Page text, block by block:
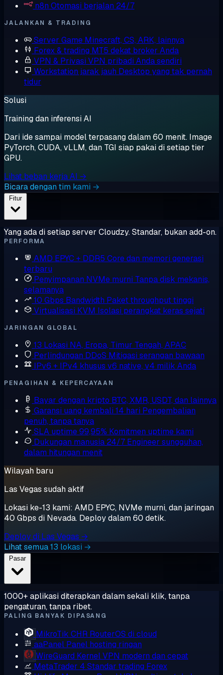
n8n Otomasi berjalan 24/7
JALANKAN & TRADING
Server Game Minecraft, CS, ARK, lainnya
Forex & trading MT5 dekat broker Anda
VPN & Privasi VPN pribadi Anda sendiri
Workstation jarak jauh Desktop yang tak pernah
tidur
Solusi
Training dan inferensi AI
Dari ide sampai model terpasang dalam 60 menit. Image
PyTorch, CUDA, vLLM, dan TGI siap pakai di setiap tier
GPU.
Lihat beban kerja AI →
Bicara dengan tim kami →
Fitur
Yang ada di setiap server Cloudzy. Standar, bukan add-on.
PERFORMA
AMD EPYC + DDR5 Core dan memori generasi
terbaru
Penyimpanan NVMe murni Tanpa disk mekanis,
selamanya
10 Gbps Bandwidth Paket throughput tinggi
Virtualisasi KVM Isolasi perangkat keras sejati
JARINGAN GLOBAL
13 Lokasi NA, Eropa, Timur Tengah, APAC
Perlindungan DDoS Mitigasi serangan bawaan
IPv6 + IPv4 khusus v6 native, v4 milik Anda
PENAGIHAN & KEPERCAYAAN
Bayar dengan kripto BTC, XMR, USDT, dan lainnya
Garansi uang kembali 14 hari Pengembalian
penuh, tanpa tanya
SLA uptime 99,95% Komitmen uptime kami
Dukungan manusia 24/7 Engineer sungguhan,
dalam hitungan menit
Wilayah baru
Las Vegas sudah aktif
Lokasi ke-13 kami: AMD EPYC, NVMe murni, dan jaringan
40 Gbps di Nevada. Deploy dalam 60 detik.
Deploy di Las Vegas →
Lihat semua 13 lokasi →
Pasar
1000+ aplikasi diterapkan dalam sekali klik, tanpa
pengaturan, tanpa ribet.
PALING BANYAK DIPASANG
MikroTik CHR RouterOS di cloud
aaPanel Panel hosting ringan
WireGuard Kernel VPN modern dan cepat
MetaTrader 4 Standar trading Forex